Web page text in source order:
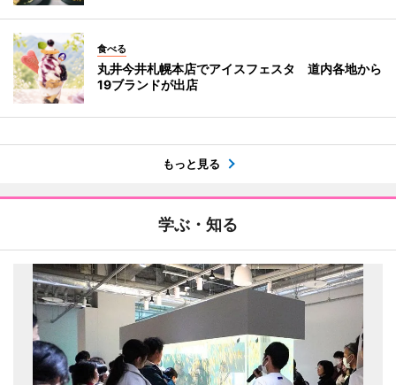
食べる
丸井今井札幌本店でアイスフェスタ 道内各地から
19ブランドが出店
もっと見る
学ぶ・知る